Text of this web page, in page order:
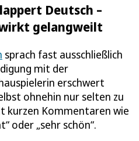
Deutsch –
gelangweilt
sprach fast ausschließlich
mit der
erschwert
ohnehin nur selten zu
kurzen Kommentaren wie
oder „sehr schön“.